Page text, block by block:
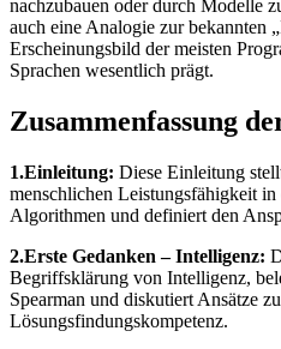
nachzubauen oder durch Modelle
auch eine Analogie zur bekannten
Erscheinungsbild der meisten
Sprachen wesentlich prägt.
Zusammenfassung
1.Einleitung: Diese Einleitung
menschlichen Leistungsfähigkeit
Algorithmen und definiert den
2.Erste Gedanken – Intelligenz:
Begriffsklärung von Intelligenz,
Spearman und diskutiert Ansätze
Lösungsfindungskompetenz.